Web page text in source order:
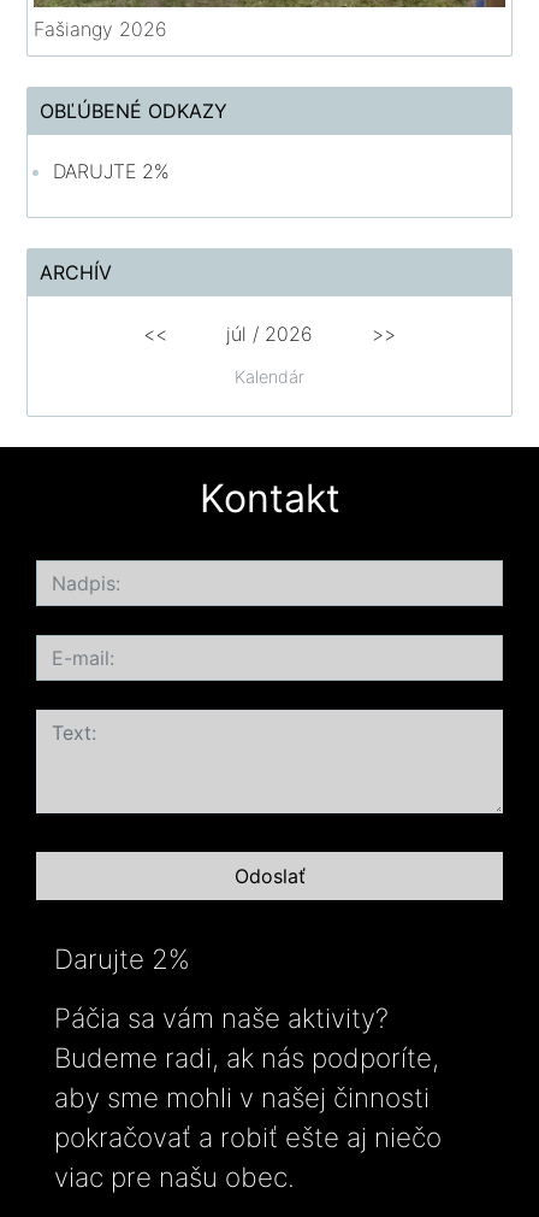
Fašiangy 2026
OBĽÚBENÉ ODKAZY
DARUJTE 2%
ARCHÍV
Kalendár
<< júl / 2026 >>
Kontakt
Darujte 2%
Páčia sa vám naše aktivity?
Budeme radi, ak nás podporíte,
aby sme mohli v našej činnosti
pokračovať a robiť ešte aj niečo
viac pre našu obec.